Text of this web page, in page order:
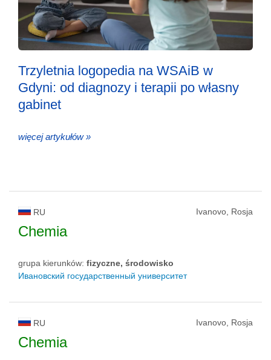
Trzyletnia logopedia na WSAiB w
Gdyni: od diagnozy i terapii po własny
gabinet
więcej artykułów »
RU Ivanovo, Rosja
Chemia
grupa kierunków: fizyczne, środowisko
Ивановский государственный университет
RU Ivanovo, Rosja
Chemia